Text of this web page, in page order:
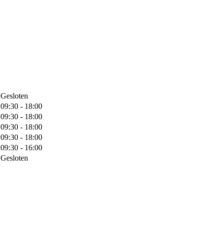
Gesloten
09:30 - 18:00
09:30 - 18:00
09:30 - 18:00
09:30 - 18:00
09:30 - 16:00
Gesloten